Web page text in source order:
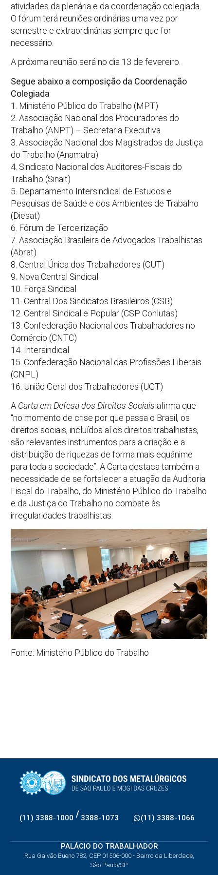
atividades da plenária e da coordenação colegiada.
O fórum terá reuniões ordinárias uma vez por
semestre e extraordinárias sempre que for
necessário.
A próxima reunião será no dia 13 de fevereiro.
Segue abaixo a composição da Coordenação
Colegiada
1. Ministério Público do Trabalho (MPT)
2. Associação Nacional dos Procuradores do
Trabalho (ANPT) – Secretaria Executiva
3. Associação Nacional dos Magistrados da Justiça
do Trabalho (Anamatra)
4. Sindicato Nacional dos Auditores-Fiscais do
Trabalho (Sinait)
5. Departamento Intersindical de Estudos e
Pesquisas de Saúde e dos Ambientes de Trabalho
(Diesat)
6. Fórum de Terceirização
7. Associação Brasileira de Advogados Trabalhistas
(Abrat)
8. Central Única dos Trabalhadores (CUT)
9. Nova Central Sindical
10. Força Sindical
11. Central Dos Sindicatos Brasileiros (CSB)
12. Central Sindical e Popular (CSP Conlutas)
13. Confederação Nacional dos Trabalhadores no
Comércio (CNTC)
14. Intersindical
15. Confederação Nacional das Profissões Liberais
(CNPL)
16. União Geral dos Trabalhadores (UGT)
A Carta em Defesa dos Direitos Sociais afirma que
“no momento de crise por que passa o Brasil, os
direitos sociais, incluídos aí os direitos trabalhistas,
são relevantes instrumentos para a criação e a
distribuição de riquezas de forma mais equânime
para toda a sociedade”. A Carta destaca também a
necessidade de se fortalecer a atuação da Auditoria
Fiscal do Trabalho, do Ministério Público do Trabalho
e da Justiça do Trabalho no combate às
irregularidades trabalhistas.
Fonte: Ministério Público do Trabalho
(11) 3388-1000 / 3388-1073 (11) 3388-1066
PALÁCIO DO TRABALHADOR
Rua Galvão Bueno 782, CEP 01506-000 - Bairro da Liberdade,
São Paulo/SP